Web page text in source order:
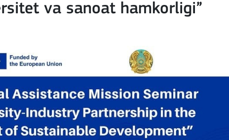
va sanoat hamkorligi”